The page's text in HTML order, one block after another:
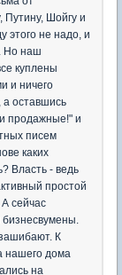
Путину, Шойгу и
этого не надо, и
Но наш
куплены
и ничего
а оставшись
продажные!" и
писем
каких
Власть - ведь
простой
сейчас
бизнесвумены.
зашибают. К
нашего дома
на